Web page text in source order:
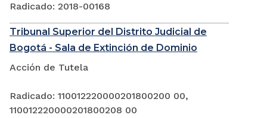
Radicado: 2018-00168
Tribunal Superior del Distrito Judicial de
Bogotá - Sala de Extinción de Dominio
Acción de Tutela
Radicado: 110012220000201800200 00,
110012220000201800208 00